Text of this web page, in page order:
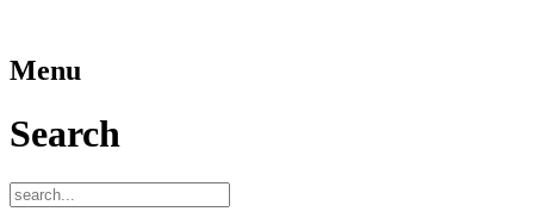
Menu
Search